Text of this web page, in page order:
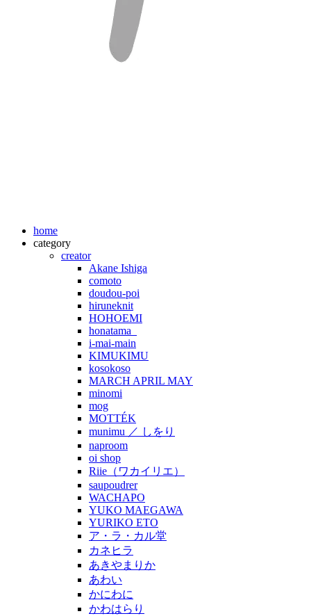
home
category
creator
Akane Ishiga
comoto
doudou-poi
hiruneknit
HOHOEMI
honatama_
i-mai-main
KIMUKIMU
kosokoso
MARCH APRIL MAY
minomi
mog
MOTTÉK
munimu ／ しをり
naproom
oi shop
Riie（ワカイリエ）
saupoudrer
WACHAPO
YUKO MAEGAWA
YURIKO ETO
ア・ラ・カル堂
カネヒラ
あきやまりか
あわい
かにわに
かわはらり